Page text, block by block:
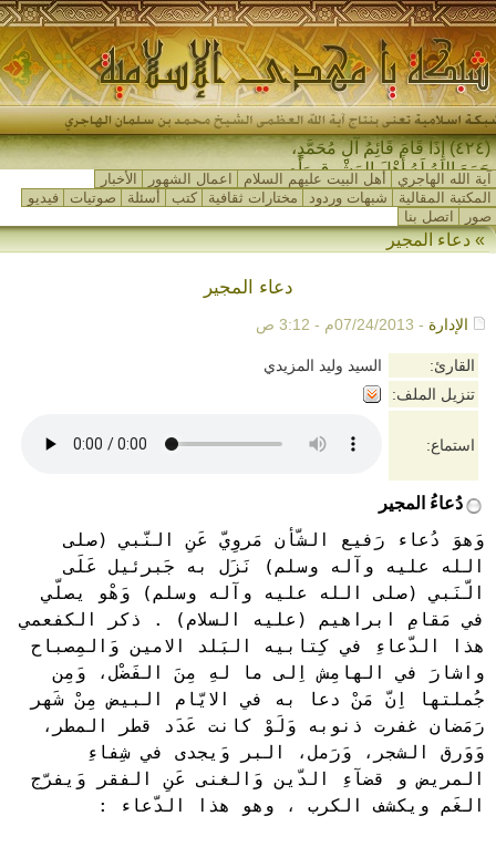
(٤٢٤) إِذَا قَامَ قَائِمُ آلِ مُحَمَّدٍ،
جَمَعَ اللهُ لَهُ أَهْلَ المَشْرِقِ وَأَهْلَ
المَغ_
آية الله الهاجري أهل البيت عليهم السلام اعمال الشهور
الأخبار
المكتبة المقالية
شبهات وردود مختارات ثقافية كتب أسئلة صوتيات
فيديو
صور
اتصل بنا
»دعاء المجير
دعاء المجير
الإدارة - 07/24/2013م - 3:12 ص
القارئ:
السيد وليد المزيدي
تنزيل الملف:
استماع:
دُعاءُ المجير
وَهوَ دُعاء رَفيع الشّأن مَروِيّ عَنِ النّبي (صلى
الله عليه وآله وسلم) نَزَل به جَبرئيل عَلَى
الّنَبي (صلى الله عليه وآله وسلم) وَهْو يصلّي
في مَقامِ ابراهيم (عليه السلام) . ذكر الكفعمي
هذا الدّعاءِ في كِتابيه البَلد الامين وَالمِصباح
واشارَ في الهامِش اِلى ما لهِ مِنَ الفَضْل، وَمِن
جُملتها اِنّ مَنْ دعا به في الايّام البيض مِنْ شَهر
رَمَضان غفرت ذنوبه وَلَوْ كانت عَدَد قطر المطر،
وَوَرق الشجر، وَرَمل، البر وَيجدى في شِفاءِ
المريض و قضآءِ الدّين وَالغنى عَنِ الفقر وَيفرّج
الغَم ويكشف الكرب ، وهو هذا الدّعاء :